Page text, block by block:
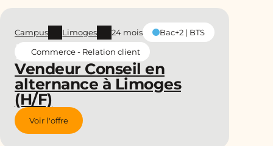
Vendeur Conseil en
alternance à Limoges
(H/F)
Campus Limoges 24 mois
Bac+2 | BTS
Commerce - Relation client
Voir l'offre